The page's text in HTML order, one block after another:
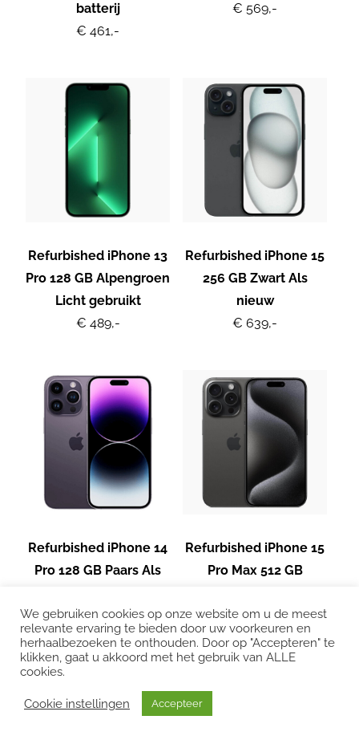
batterij
€ 461,-
€ 569,-
Refurbished iPhone 13
Pro 128 GB Alpengroen
Licht gebruikt
€ 489,-
Refurbished iPhone 15
256 GB Zwart Als
nieuw
€ 639,-
Refurbished iPhone 14
Pro 128 GB Paars Als
€ 579,-
Refurbished iPhone 15
Pro Max 512 GB
gebruikt
€ 769,-
We gebruiken cookies op onze website om u de meest
relevante ervaring te bieden door uw voorkeuren en
herhaalbezoeken te onthouden. Door op "Accepteren" te
klikken, gaat u akkoord met het gebruik van ALLE
cookies.
Cookie instellingen Accepteer